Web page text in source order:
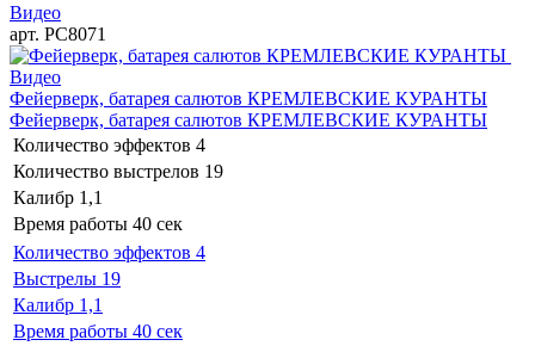
Видео
арт. РС8071
Видео
Фейерверк, батарея салютов КРЕМЛЕВСКИЕ КУРАНТЫ
Фейерверк, батарея салютов КРЕМЛЕВСКИЕ КУРАНТЫ
Количество эффектов 4
Количество выстрелов 19
Калибр 1,1
Время работы 40 сек
Количество эффектов 4
Выстрелы 19
Калибр 1,1
Время работы 40 сек